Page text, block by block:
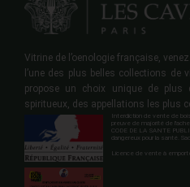
Vitrine de l’oenologie française,
l’une des plus belles collections de
propose un choix unique de
spiritueux, des appellations les plus
Interdiction de vente de
preuve de majorité de
CODE DE LA SANTE
dangereux pour la santé.
Licence de vente à